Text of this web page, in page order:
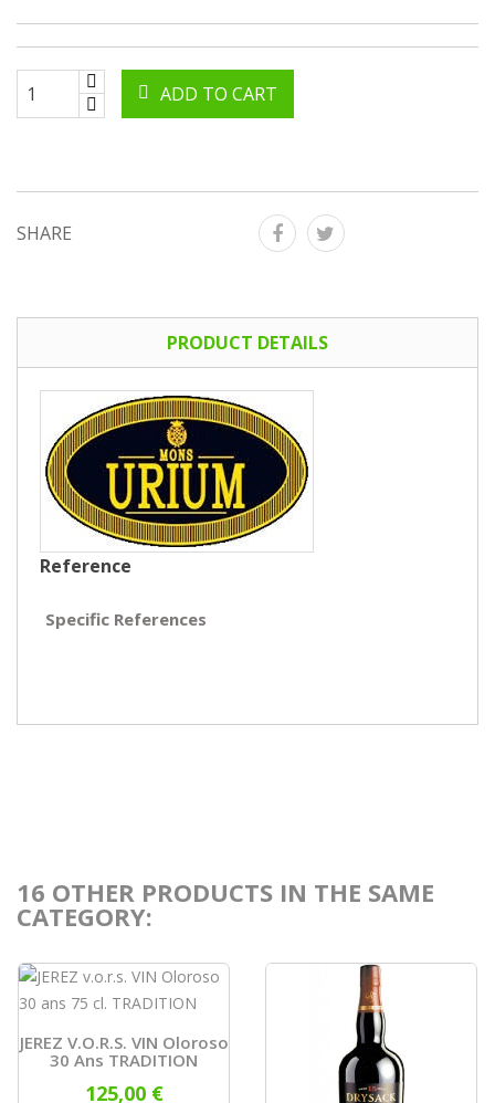
ADD TO CART
SHARE
PRODUCT DETAILS
Reference
Specific References
16 OTHER PRODUCTS IN THE SAME
CATEGORY:
JEREZ V.o.r.s. VIN Oloroso
30 Ans TRADITION
125,00 €